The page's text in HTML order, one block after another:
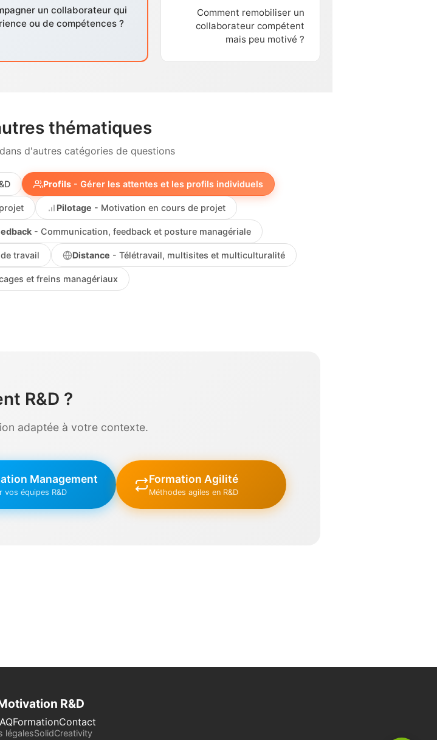
un collaborateur qui
ou de compétences ?
Comment remobiliser un
collaborateur compétent
mais peu motivé ?
thématiques
d'autres catégories de questions
Profils - Gérer les attentes et les profils individuels
Pilotage - Motivation en cours de projet
- Communication, feedback et posture managériale
travail Distance - Télétravail, multisites et multiculturalité
et freins managériaux
R&D ?
adaptée à votre contexte.
Management
vos équipes R&D
Formation Agilité
Méthodes agiles en R&D
R&D
FormationContact
légalesSolidCreativity